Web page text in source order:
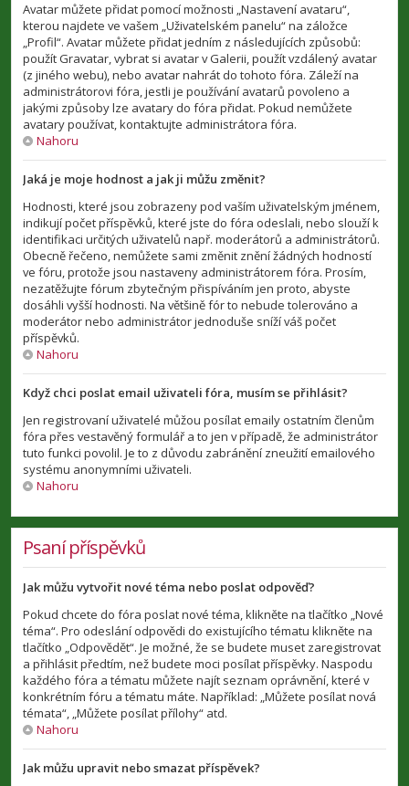
Avatar můžete přidat pomocí možnosti „Nastavení avataru“,
kterou najdete ve vašem „Uživatelském panelu“ na záložce
„Profil“. Avatar můžete přidat jedním z následujících způsobů:
použít Gravatar, vybrat si avatar v Galerii, použít vzdálený avatar
(z jiného webu), nebo avatar nahrát do tohoto fóra. Záleží na
administrátorovi fóra, jestli je používání avatarů povoleno a
jakými způsoby lze avatary do fóra přidat. Pokud nemůžete
avatary používat, kontaktujte administrátora fóra.
Nahoru
Jaká je moje hodnost a jak ji můžu změnit?
Hodnosti, které jsou zobrazeny pod vaším uživatelským jménem,
indikují počet příspěvků, které jste do fóra odeslali, nebo slouží k
identifikaci určitých uživatelů např. moderátorů a administrátorů.
Obecně řečeno, nemůžete sami změnit znění žádných hodností
ve fóru, protože jsou nastaveny administrátorem fóra. Prosím,
nezatěžujte fórum zbytečným přispíváním jen proto, abyste
dosáhli vyšší hodnosti. Na většině fór to nebude tolerováno a
moderátor nebo administrátor jednoduše sníží váš počet
příspěvků.
Nahoru
Když chci poslat email uživateli fóra, musím se přihlásit?
Jen registrovaní uživatelé můžou posílat emaily ostatním členům
fóra přes vestavěný formulář a to jen v případě, že administrátor
tuto funkci povolil. Je to z důvodu zabránění zneužití emailového
systému anonymními uživateli.
Nahoru
Psaní příspěvků
Jak můžu vytvořit nové téma nebo poslat odpověď?
Pokud chcete do fóra poslat nové téma, klikněte na tlačítko „Nové
téma“. Pro odeslání odpovědi do existujícího tématu klikněte na
tlačítko „Odpovědět“. Je možné, že se budete muset zaregistrovat
a přihlásit předtím, než budete moci posílat příspěvky. Naspodu
každého fóra a tématu můžete najít seznam oprávnění, které v
konkrétním fóru a tématu máte. Například: „Můžete posílat nová
témata“, „Můžete posílat přílohy“ atd.
Nahoru
Jak můžu upravit nebo smazat příspěvek?